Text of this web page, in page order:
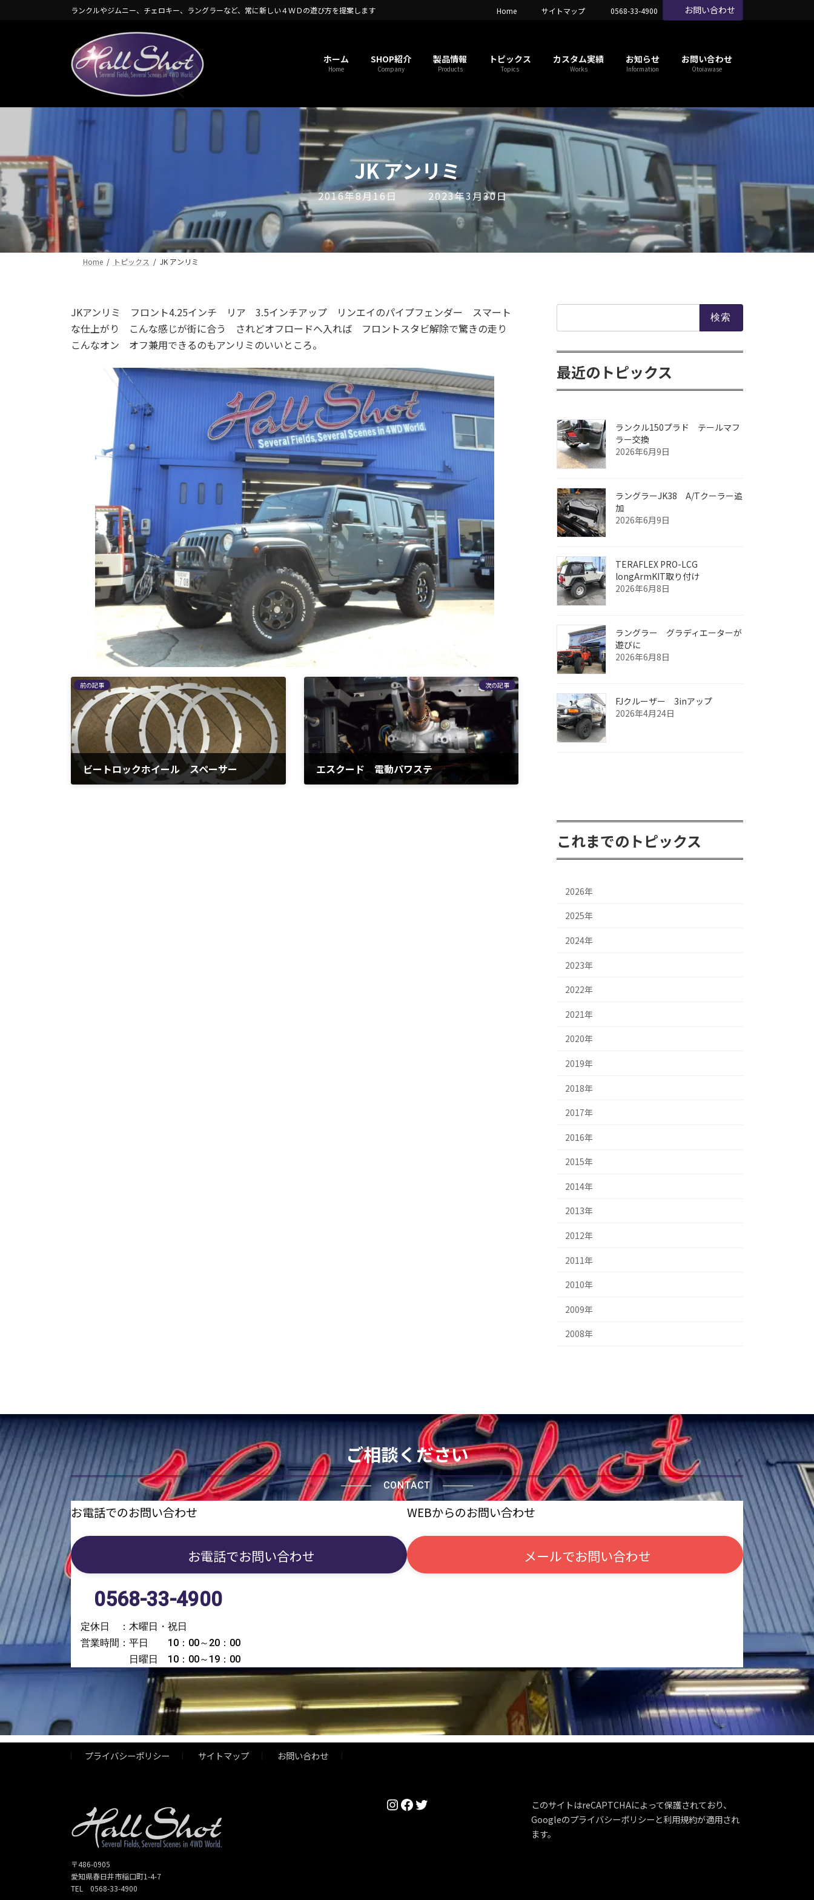
キ
に
ランクルやジムニー、チェロキー、ラングラーなど、常に新しい４ＷＤの遊び方を提案します Home サイトマップ 0568-33-4900 お問い合わせ
ホーム
Home
SHOP紹介
Company
製品情報
Products
トピックス
Topics
カスタム実績
Works
お知らせ
Information
お問い合わせ
Otoiawase
JK アンリミ
2016年8月16日
最
終
新
日
2023年3月30日
Home トピックス JK アンリミ
JKアンリミ フロント4.25インチ リア 3.5インチアップ リンエイのパイプフェンダー スマート
な仕上がり こんな感じが街に合う されどオフロードへ入れば フロントスタビ解除で驚きの走り
こんなオン オフ兼用できるのもアンリミのいいところ。
前の記事
ビートロックホイール スペーサー
次の記事
エスクード 電動パワステ
最近のトピックス
ランクル150プラド テールマフ
ラー交換
2026年6月9日
ラングラーJK38 A/Tクーラー追
加
2026年6月9日
TERAFLEX PRO-LCG
longArmKIT取り付け
2026年6月8日
ラングラー グラディエーターが
遊びに
2026年6月8日
FJクルーザー 3inアップ
2026年4月24日
これまでのトピックス
2026年
2025年
2024年
2023年
2022年
2021年
2020年
2019年
2018年
2017年
2016年
2015年
2014年
2013年
2012年
2011年
2010年
2009年
2008年
ご相談ください
CONTACT
お電話でのお問い合わせ
お電話でお問い合わせ
0568-33-4900
定休日 ：木曜日・祝日
営業時間：平日 10：00～20：00
日曜日 10：00～19：00
WEBからのお問い合わせ
メールでお問い合わせ
プライバシーポリシー サイトマップ お問い合わせ
〒486-0905
愛知県春日井市稲口町1-4-7
TEL 0568-33-4900
Instagram
Facebook
Twitter
このサイトはreCAPTCHAによって保護されており、
Googleのプライバシーポリシーと利用規約が適用され
ます。